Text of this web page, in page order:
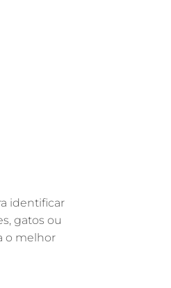
EM
identificar
gatos ou
o melhor